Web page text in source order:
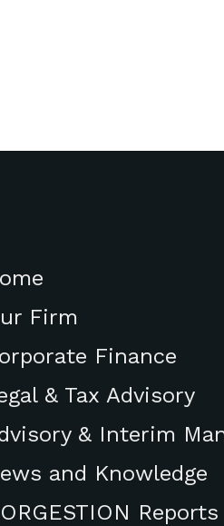
Firm
Finance
& Tax Advisory
& Interim
and Knowledge
Reports